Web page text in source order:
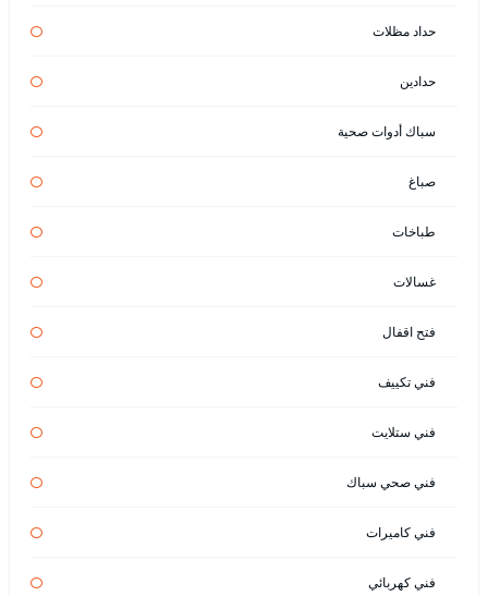
حداد مظلات
حدادين
سباك أدوات صحية
صباغ
طباخات
غسالات
فتح اقفال
فني تكييف
فني ستلايت
فني صحي سباك
فني كاميرات
فني كهربائي